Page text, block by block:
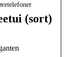
(sort)